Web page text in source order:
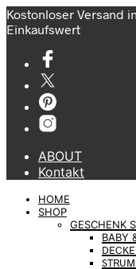
Kostonloser Versand
Einkaufswert
ABOUT
Kontakt
HOME
SHOP
GESCHENK
BABY